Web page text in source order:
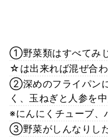
①野菜類はすべてみ
☆は出来れば混ぜ合わ
②深めのフライパン
く、玉ねぎと人参を
※にんにくチューブ、
③野菜がしんなりし